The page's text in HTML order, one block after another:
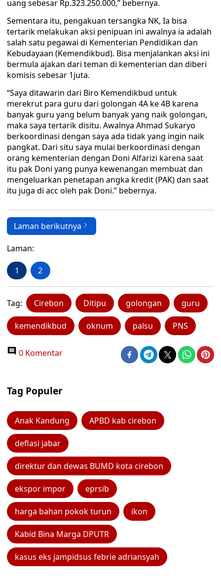
uang sebesar Rp.323.250.000,” bebernya.
Sementara itu, pengakuan tersangka NK, Ia bisa
tertarik melakukan aksi penipuan ini awalnya ia adalah
salah satu pegawai di Kementerian Pendidikan dan
Kebudayaan (Kemendikbud). Bisa menjalankan aksi ini
bermula ajakan dari teman di kementerian dan diberi
komisis sebesar 1juta.
“Saya ditawarin dari Biro Kemendikbud untuk
merekrut para guru dari golongan 4A ke 4B karena
banyak guru yang belum banyak yang naik golongan,
maka saya tertarik disitu. Awalnya Ahmad Sukaryo
berkoordinasi dengan saya ada tidak yang ingin naik
pangkat. Dari situ saya mulai berkoordinasi dengan
orang kementerian dengan Doni Alfarizi karena saat
itu pak Doni yang punya kewenangan membuat dan
mengeluarkan penetapan angka kredit (PAK) dan saat
itu juga di acc oleh pak Doni.” bebernya.
Laman berikutnya
Laman:
1 2
Tag: Cirebon Ditipu golongan guru
kemendikbud oknum palsu PNS
0 Komentar
Tag Populer
Anak Kandung APBD kab cirebon
deflasi jabar
direktur dan dewas BUMD kota cirebon
ekspor impor eprsib
harga bahan pokok turun ikon
Kabid Bina Marga DPUTR
kasus eks jampidsus febrie adriansyah